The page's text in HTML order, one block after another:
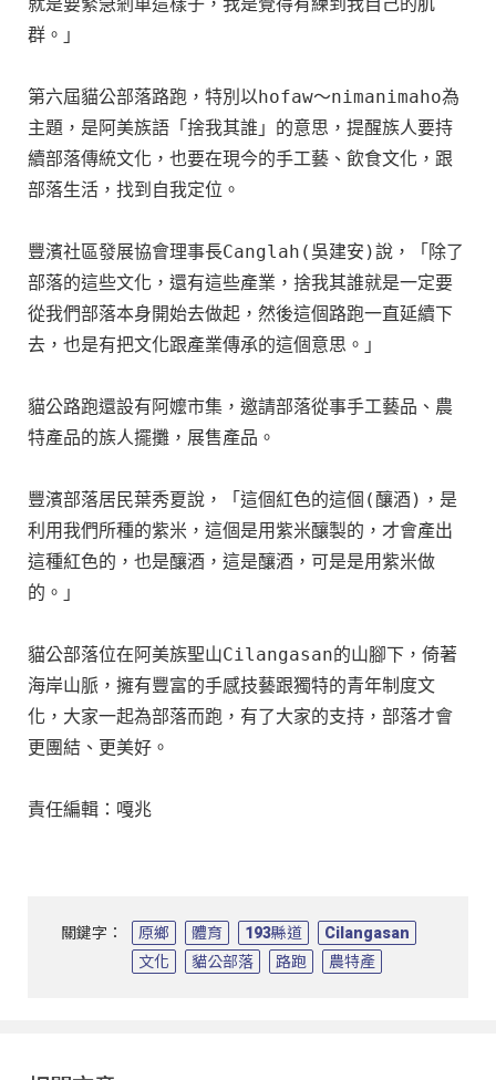
群。」
第六屆貓公部落路跑，特別以hofaw～nimanimaho為
主題，是阿美族語「捨我其誰」的意思，提醒族人要持
續部落傳統文化，也要在現今的手工藝、飲食文化，跟
部落生活，找到自我定位。
豐濱社區發展協會理事長Canglah(吳建安)說，「除了
部落的這些文化，還有這些產業，捨我其誰就是一定要
從我們部落本身開始去做起，然後這個路跑一直延續下
去，也是有把文化跟產業傳承的這個意思。」
貓公路跑還設有阿嬤市集，邀請部落從事手工藝品、農
特產品的族人擺攤，展售產品。
豐濱部落居民葉秀夏說，「這個紅色的這個(釀酒)，是
利用我們所種的紫米，這個是用紫米釀製的，才會產出
這種紅色的，也是釀酒，這是釀酒，可是是用紫米做
的。」
貓公部落位在阿美族聖山Cilangasan的山腳下，倚著
海岸山脈，擁有豐富的手感技藝跟獨特的青年制度文
化，大家一起為部落而跑，有了大家的支持，部落才會
更團結、更美好。
責任編輯：嘎兆
關鍵字： 原鄉 體育 193縣道
Cilangasan
文化
貓公部落 路跑 農特產